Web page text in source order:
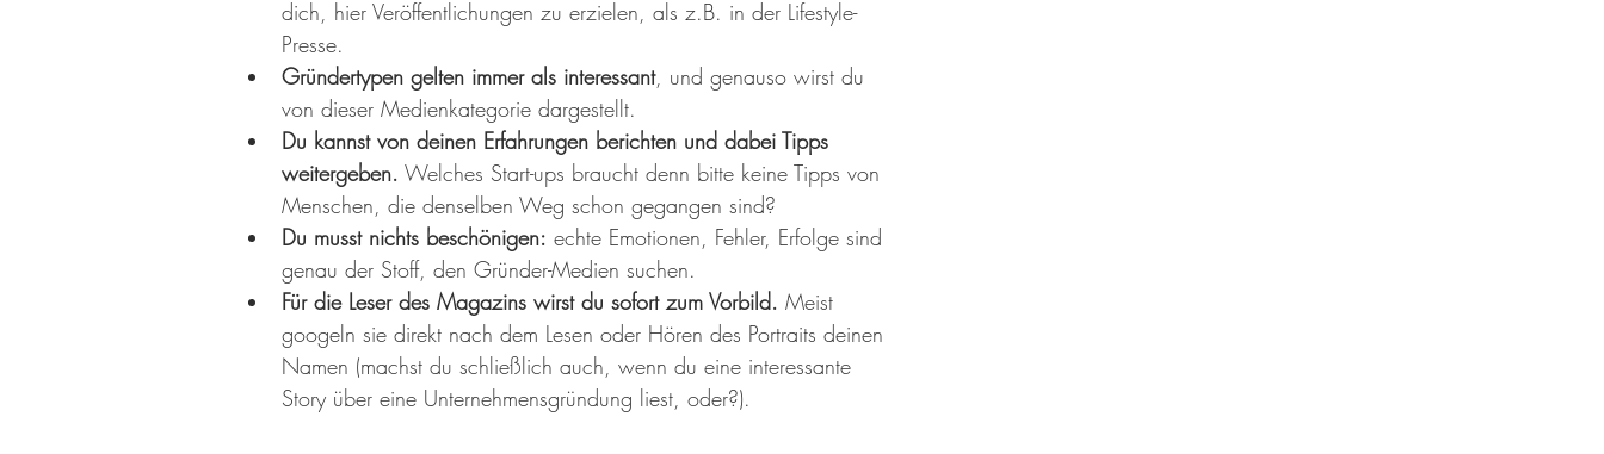
dich, hier Veröffentlichungen zu erzielen, als z.B. in der Lifestyle-
Presse.
Gründertypen gelten immer als interessant, und genauso wirst du
von dieser Medienkategorie dargestellt.
Du kannst von deinen Erfahrungen berichten und dabei Tipps
weitergeben. Welches Start-ups braucht denn bitte keine Tipps von
Menschen, die denselben Weg schon gegangen sind?
Du musst nichts beschönigen: echte Emotionen, Fehler, Erfolge sind
genau der Stoff, den Gründer-Medien suchen.
Für die Leser des Magazins wirst du sofort zum Vorbild. Meist
googeln sie direkt nach dem Lesen oder Hören des Portraits deinen
Namen (machst du schließlich auch, wenn du eine interessante
Story über eine Unternehmensgründung liest, oder?).